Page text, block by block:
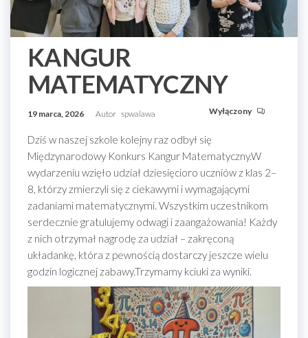
KANGUR
MATEMATYCZNY
19 marca, 2026 Autor spwalawa Wyłączony
Dziś w naszej szkole kolejny raz odbył się
Międzynarodowy Konkurs Kangur Matematyczny.W
wydarzeniu wzięło udział dziesięcioro uczniów z klas 2–
8, którzy zmierzyli się z ciekawymi i wymagającymi
zadaniami matematycznymi. Wszystkim uczestnikom
serdecznie gratulujemy odwagi i zaangażowania! Każdy
z nich otrzymał nagrodę za udział – zakręconą
układankę, która z pewnością dostarczy jeszcze wielu
godzin logicznej zabawy.Trzymamy kciuki za wyniki.